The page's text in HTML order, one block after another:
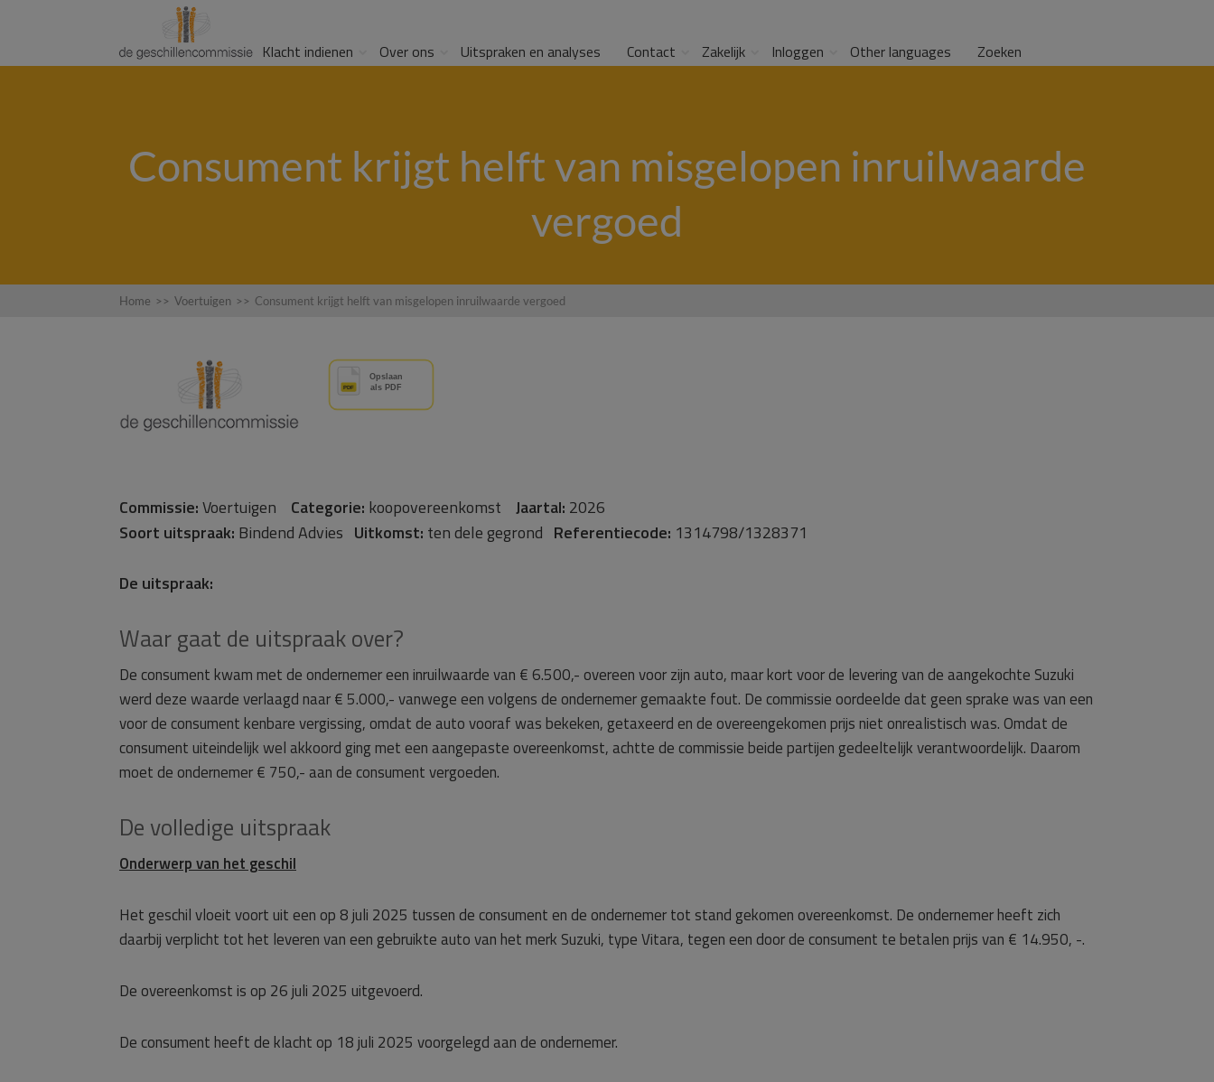
Klacht indienen Over ons Uitspraken en analyses Contact Zakelijk Inloggen Other languages Zoeken
Consument krijgt helft van misgelopen inruilwaarde
vergoed
Home >> Voertuigen >> Consument krijgt helft van misgelopen inruilwaarde vergoed
Commissie:Voertuigen Categorie: koopovereenkomst Jaartal: 2026
Soort uitspraak: Bindend Advies Uitkomst: ten dele gegrond Referentiecode: 1314798/1328371
De uitspraak:
Waar gaat de uitspraak over?
De consument kwam met de ondernemer een inruilwaarde van € 6.500,- overeen voor zijn auto, maar kort voor de levering van de aangekochte Suzuki
werd deze waarde verlaagd naar € 5.000,- vanwege een volgens de ondernemer gemaakte fout. De commissie oordeelde dat geen sprake was van een
voor de consument kenbare vergissing, omdat de auto vooraf was bekeken, getaxeerd en de overeengekomen prijs niet onrealistisch was. Omdat de
consument uiteindelijk wel akkoord ging met een aangepaste overeenkomst, achtte de commissie beide partijen gedeeltelijk verantwoordelijk. Daarom
moet de ondernemer € 750,- aan de consument vergoeden.
De volledige uitspraak
Onderwerp van het geschil
Het geschil vloeit voort uit een op 8 juli 2025 tussen de consument en de ondernemer tot stand gekomen overeenkomst. De ondernemer heeft zich
daarbij verplicht tot het leveren van een gebruikte auto van het merk Suzuki, type Vitara, tegen een door de consument te betalen prijs van € 14.950, -.
De overeenkomst is op 26 juli 2025 uitgevoerd.
De consument heeft de klacht op 18 juli 2025 voorgelegd aan de ondernemer.